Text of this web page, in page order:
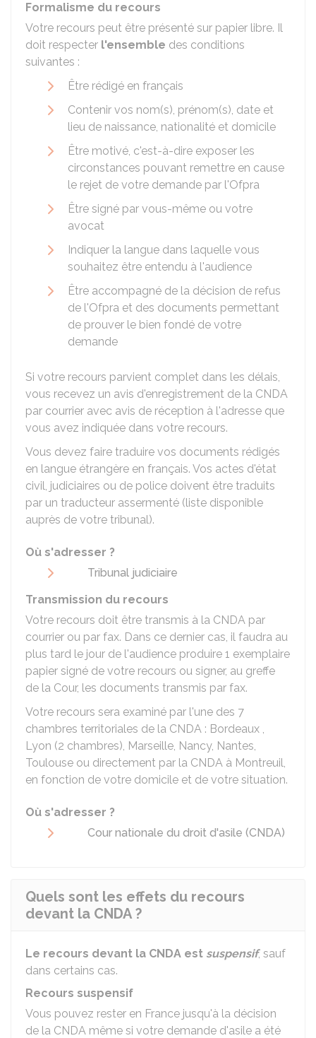
Formalisme du recours
Votre recours peut être présenté sur papier libre. Il
doit respecter l'ensemble des conditions
suivantes :
Être rédigé en français
Contenir vos nom(s), prénom(s), date et
lieu de naissance, nationalité et domicile
Être motivé, c'est-à-dire exposer les
circonstances pouvant remettre en cause
le rejet de votre demande par l'Ofpra
Être signé par vous-même ou votre
avocat
Indiquer la langue dans laquelle vous
souhaitez être entendu à l'audience
Être accompagné de la décision de refus
de l'Ofpra et des documents permettant
de prouver le bien fondé de votre
demande
Si votre recours parvient complet dans les délais,
vous recevez un avis d'enregistrement de la CNDA
par courrier avec avis de réception à l'adresse que
vous avez indiquée dans votre recours.
Vous devez faire traduire vos documents rédigés
en langue étrangère en français. Vos actes d'état
civil, judiciaires ou de police doivent être traduits
par un traducteur assermenté (liste disponible
auprès de votre tribunal).
Où s'adresser ?
Tribunal judiciaire
Transmission du recours
Votre recours doit être transmis à la CNDA par
courrier ou par fax. Dans ce dernier cas, il faudra au
plus tard le jour de l'audience produire 1 exemplaire
papier signé de votre recours ou signer, au greffe
de la Cour, les documents transmis par fax.
Votre recours sera examiné par l'une des 7
chambres territoriales de la CNDA : Bordeaux ,
Lyon (2 chambres), Marseille, Nancy, Nantes,
Toulouse ou directement par la CNDA à Montreuil,
en fonction de votre domicile et de votre situation.
Où s'adresser ?
Cour nationale du droit d'asile (CNDA)
Quels sont les effets du recours
devant la CNDA ?
Le recours devant la CNDA est suspensif, sauf
dans certains cas.
Recours suspensif
Vous pouvez rester en France jusqu'à la décision
de la CNDA même si votre demande d'asile a été